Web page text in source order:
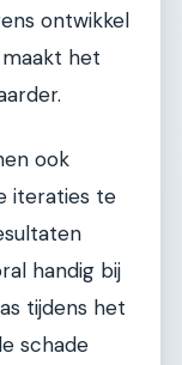
ontwikkel
het
ook
iteraties te
handig bij
tijdens het
schade